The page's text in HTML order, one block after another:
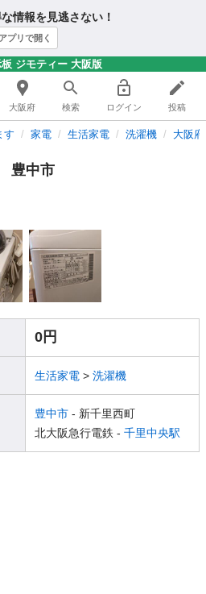
情報を見逃さない！
アプリで開く
ジモティー 大阪版
大阪府 検索 ログイン 投稿
す 家電 生活家電 洗濯機 大阪
豊中市
0円
生活家電 > 洗濯機
豊中市 - 新千里西町
北大阪急行電鉄 - 千里中央駅